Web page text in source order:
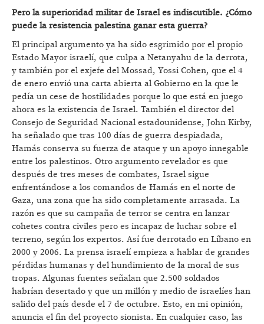
Pero la superioridad militar de Israel es indiscutible. ¿Cómo
puede la resistencia palestina ganar esta guerra?
El principal argumento ya ha sido esgrimido por el propio
Estado Mayor israelí, que culpa a Netanyahu de la derrota,
y también por el exjefe del Mossad, Yossi Cohen, que el 4
de enero envió una carta abierta al Gobierno en la que le
pedía un cese de hostilidades porque lo que está en juego
ahora es la existencia de Israel. También el director del
Consejo de Seguridad Nacional estadounidense, John Kirby,
ha señalado que tras 100 días de guerra despiadada,
Hamás conserva su fuerza de ataque y un apoyo innegable
entre los palestinos. Otro argumento revelador es que
después de tres meses de combates, Israel sigue
enfrentándose a los comandos de Hamás en el norte de
Gaza, una zona que ha sido completamente arrasada. La
razón es que su campaña de terror se centra en lanzar
cohetes contra civiles pero es incapaz de luchar sobre el
terreno, según los expertos. Así fue derrotado en Líbano en
2000 y 2006. La prensa israelí empieza a hablar de grandes
pérdidas humanas y del hundimiento de la moral de sus
tropas. Algunas fuentes señalan que 2.500 soldados
habrían desertado y que un millón y medio de israelíes han
salido del país desde el 7 de octubre. Esto, en mi opinión,
anuncia el fin del proyecto sionista. En cualquier caso, las